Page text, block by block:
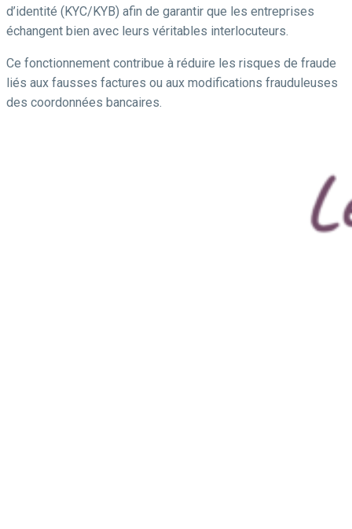
d’identité (KYC/KYB) afin de garantir que les entreprises
échangent bien avec leurs véritables interlocuteurs.
Ce fonctionnement contribue à réduire les risques de fraude
liés aux fausses factures ou aux modifications frauduleuses
des coordonnées bancaires.